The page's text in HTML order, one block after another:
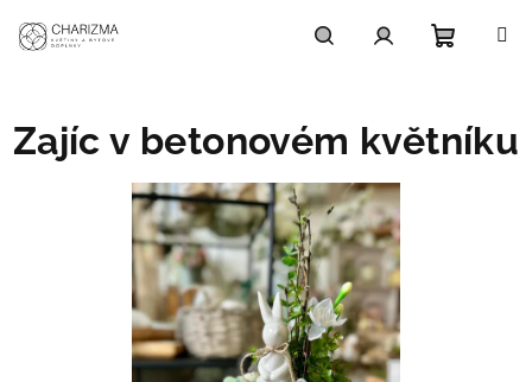
košík
Zajíc v betonovém květníku